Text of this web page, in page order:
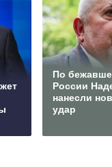
По
России
нанесли
удар